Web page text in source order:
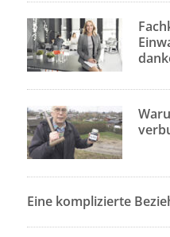
Eine komplizierte